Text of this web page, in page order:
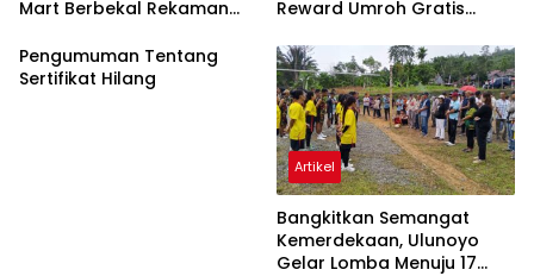
Mart Berbekal Rekaman
Reward Umroh Gratis
Pengumuman Tentang
Sertifikat Hilang
Artikel
Bangkitkan Semangat
Kemerdekaan, Ulunoyo
Gelar Lomba Menuju 17